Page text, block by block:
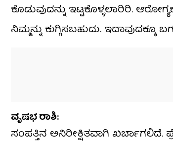
ಕೊಡುವುದನ್ನು ಇಟ್ಟಕೊಳ್ಳಲಾರಿರಿ.
ನಿಮ್ಮನ್ನು ಕುಗ್ಗಿಸಬಹುದು.
ವೃಷಭ ರಾಶಿ:
ಸಂಪತ್ತಿನ ಅನಿರೀಕ್ಷಿತವಾಗಿ